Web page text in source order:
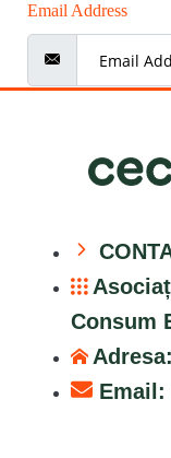
Email Address
Consum
Email: